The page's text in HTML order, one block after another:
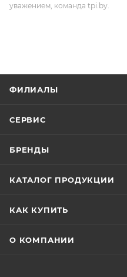
уважением, команда tpi.by.
ФИЛИАЛЫ
СЕРВИС
БРЕНДЫ
КАТАЛОГ ПРОДУКЦИИ
КАК КУПИТЬ
О КОМПАНИИ